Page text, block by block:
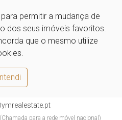
permitir a mudança de
dos seus imóveis favoritos.
que o mesmo utilize
(Chamada para a rede móvel nacional)